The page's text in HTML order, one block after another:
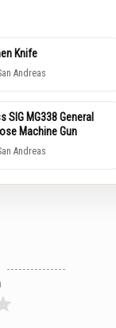
Knife
Andreas
SIG MG338 General
Machine Gun
Andreas